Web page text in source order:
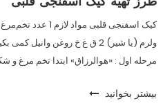
ولرم (یا شیر) 2 ق غ خ روغن
مرحله اول : «هوالرزاق» ابتدا تخم مرغ و
بیشتر بخوانید